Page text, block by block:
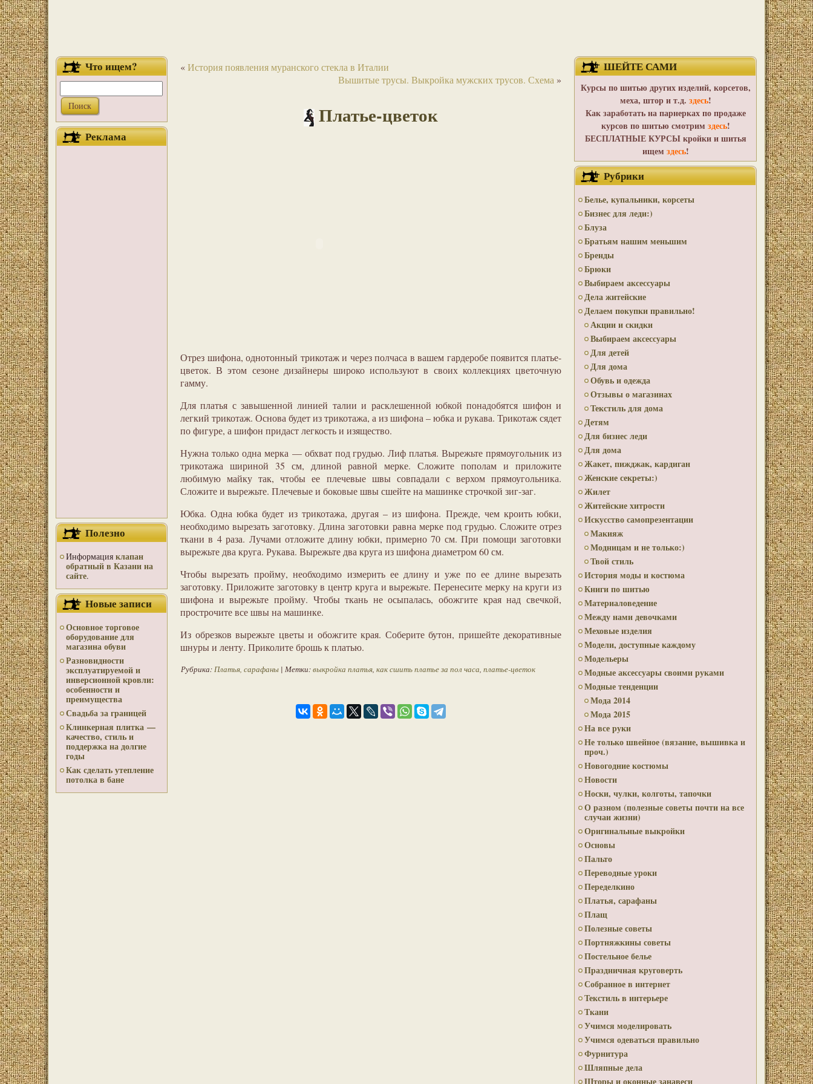
Что ищем?
Реклама
Полезно
Информация клапан
обратный в Казани на
сайте.
Новые записи
Основное торговое
оборудование для
магазина обуви
Разновидности
эксплуатируемой и
инверсионной кровли:
особенности и
преимущества
Свадьба за границей
Клинкерная плитка —
качество, стиль и
поддержка на долгие
годы
Как сделать утепление
потолка в бане
«История появления муранского стекла в Италии
Вышитые трусы. Выкройка мужских трусов. Схема »
Платье-цветок
Отрез шифона, однотонный трикотаж и через полчаса в вашем гардеробе появится платье-
цветок. В этом сезоне дизайнеры широко используют в своих коллекциях цветочную
гамму.
Для платья с завышенной линией талии и расклешенной юбкой понадобятся шифон и
легкий трикотаж. Основа будет из трикотажа, а из шифона – юбка и рукава. Трикотаж сядет
по фигуре, а шифон придаст легкость и изящество.
Нужна только одна мерка — обхват под грудью. Лиф платья. Вырежьте прямоугольник из
трикотажа шириной 35 см, длиной равной мерке. Сложите пополам и приложите
любимую майку так, чтобы ее плечевые швы совпадали с верхом прямоугольника.
Сложите и вырежьте. Плечевые и боковые швы сшейте на машинке строчкой зиг-заг.
Юбка. Одна юбка будет из трикотажа, другая – из шифона. Прежде, чем кроить юбки,
необходимо вырезать заготовку. Длина заготовки равна мерке под грудью. Сложите отрез
ткани в 4 раза. Лучами отложите длину юбки, примерно 70 см. При помощи заготовки
вырежьте два круга. Рукава. Вырежьте два круга из шифона диаметром 60 см.
Чтобы вырезать пройму, необходимо измерить ее длину и уже по ее длине вырезать
заготовку. Приложите заготовку в центр круга и вырежьте. Перенесите мерку на круги из
шифона и вырежьте пройму. Чтобы ткань не осыпалась, обожгите края над свечкой,
прострочите все швы на машинке.
Из обрезков вырежьте цветы и обожгите края. Соберите бутон, пришейте декоративные
шнуры и ленту. Приколите брошь к платью.
Рубрика:Платья, сарафаны | Метки:выкройка платья, как сшить платье за пол часа, платье-цветок
ШЕЙТЕ САМИ
Курсы по шитью других изделий, корсетов,
меха, штор и т.д. здесь!
Как заработать на парнерках по продаже
курсов по шитью смотрим здесь!
БЕСПЛАТНЫЕ КУРСЫ кройки и шитья
ищем здесь!
Рубрики
Белье, купальники, корсеты
Бизнес для леди:)
Блуза
Братьям нашим меньшим
Бренды
Брюки
Выбираем аксессуары
Дела житейские
Делаем покупки правильно!
Акции и скидки
Выбираем аксессуары
Для детей
Для дома
Обувь и одежда
Отзывы о магазинах
Текстиль для дома
Детям
Для бизнес леди
Для дома
Жакет, пижджак, кардиган
Женские секреты:)
Жилет
Житейские хитрости
Искусство самопрезентации
Макияж
Модницам и не только:)
Твой стиль
История моды и костюма
Книги по шитью
Материаловедение
Между нами девочками
Меховые изделия
Модели, доступные каждому
Модельеры
Модные аксессуары своими руками
Модные тенденции
Мода 2014
Мода 2015
На все руки
Не только швейное (вязание, вышивка и
проч.)
Новогодние костюмы
Новости
Носки, чулки, колготы, тапочки
О разном (полезные советы почти на все
случаи жизни)
Оригинальные выкройки
Основы
Пальто
Переводные уроки
Переделкино
Платья, сарафаны
Плащ
Полезные советы
Портняжкины советы
Постельное белье
Праздничная круговерть
Собранное в интернет
Текстиль в интерьере
Ткани
Учимся моделировать
Учимся одеваться правильно
Фурнитура
Шляпные дела
Шторы и оконные занавеси